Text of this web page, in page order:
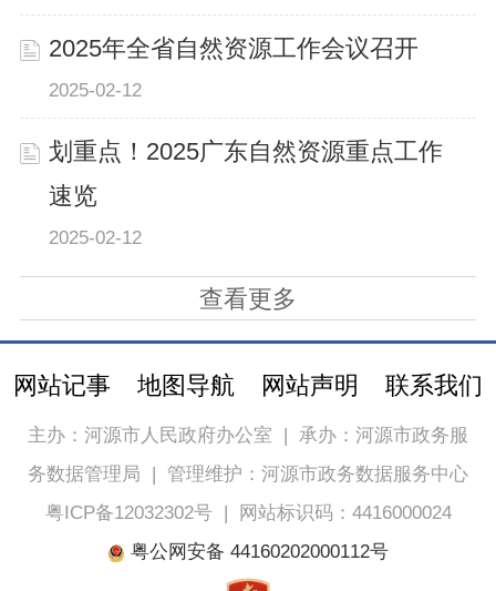
2025年全省自然资源工作会议召开
2025-02-12
划重点！2025广东自然资源重点工作
速览
2025-02-12
查看更多
网站记事 地图导航 网站声明 联系我们
主办：河源市人民政府办公室
承办：河源市政务服
务数据管理局
管理维护：河源市政务数据服务中心
粤ICP备12032302号|
网站标识码：4416000024
粤公网安备 44160202000112号